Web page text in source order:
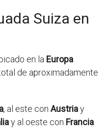
Suiza en
en la Europa
de aproximadamente
, al este con Austriay
y al oeste con Francia.